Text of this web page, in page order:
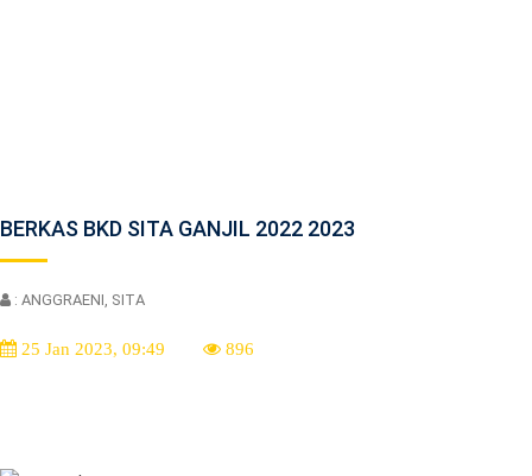
BERKAS BKD SITA GANJIL 2022 2023
: ANGGRAENI, SITA
25 Jan 2023, 09:49 896